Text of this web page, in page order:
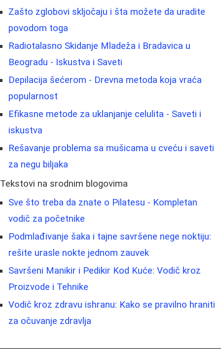
Zašto zglobovi skljočaju i šta možete da uradite
povodom toga
Radiotalasno Skidanje Mladeža i Bradavica u
Beogradu - Iskustva i Saveti
Depilacija šećerom - Drevna metoda koja vraća
popularnost
Efikasne metode za uklanjanje celulita - Saveti i
iskustva
Rešavanje problema sa mušicama u cveću i saveti
za negu biljaka
Tekstovi na srodnim blogovima
Sve što treba da znate o Pilatesu - Kompletan
vodič za početnike
Podmlađivanje šaka i tajne savršene nege noktiju:
rešite urasle nokte jednom zauvek
Savršeni Manikir i Pedikir Kod Kuće: Vodič kroz
Proizvode i Tehnike
Vodič kroz zdravu ishranu: Kako se pravilno hraniti
za očuvanje zdravlja